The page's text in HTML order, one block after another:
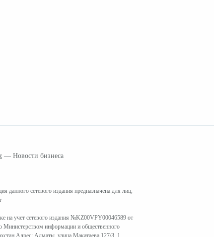
— Новости бизнеса
данного сетевого издания предназначена для лиц,
на учет сетевого издания №KZ00VPY00046589 от
Министерством информации и общественного
Адрес: Алматы, улица Макатаева 127/3, 1